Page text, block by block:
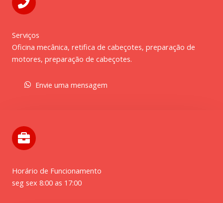
Serviços
Oficina mecânica, retifica de cabeçotes, preparação de
motores, preparação de cabeçotes.
Envie uma mensagem
Horário de Funcionamento
seg sex 8:00 as 17:00